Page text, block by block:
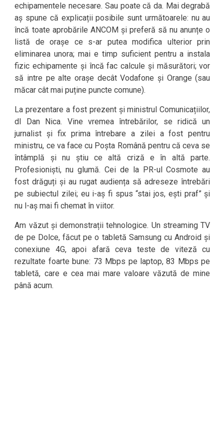
echipamentele necesare. Sau poate că da. Mai degrabă
aș spune că explicații posibile sunt următoarele: nu au
încă toate aprobările ANCOM și preferă să nu anunțe o
listă de orașe ce s-ar putea modifica ulterior prin
eliminarea unora; mai e timp suficient pentru a instala
fizic echipamente și încă fac calcule și măsurători; vor
să intre pe alte orașe decât Vodafone și Orange (sau
măcar cât mai puține puncte comune).
La prezentare a fost prezent și ministrul Comunicațiilor,
dl Dan Nica. Vine vremea întrebărilor, se ridică un
jurnalist și fix prima întrebare a zilei a fost pentru
ministru, ce va face cu Poșta Română pentru că ceva se
întâmplă și nu știu ce altă criză e în altă parte.
Profesioniști, nu glumă. Cei de la PR-ul Cosmote au
fost drăguți și au rugat audiența să adreseze întrebări
pe subiectul zilei; eu i-aș fi spus “stai jos, ești praf” și
nu l-aș mai fi chemat în viitor.
Am văzut și demonstrații tehnologice. Un streaming TV
de pe Dolce, făcut pe o tabletă Samsung cu Android și
conexiune 4G, apoi afară ceva teste de viteză cu
rezultate foarte bune: 73 Mbps pe laptop, 83 Mbps pe
tabletă, care e cea mai mare valoare văzută de mine
până acum.